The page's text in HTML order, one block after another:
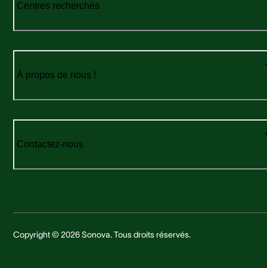
Centres recherchés
À propos de nous !
Contactez-nous
Copyright © 2026 Sonova. Tous droits réservés.